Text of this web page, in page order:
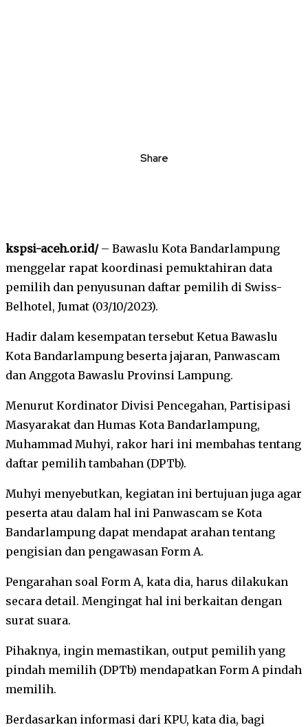
Share
kspsi-aceh.or.id/– Bawaslu Kota Bandarlampung
menggelar rapat koordinasi pemuktahiran data
pemilih dan penyusunan daftar pemilih di Swiss-
Belhotel, Jumat (03/10/2023).
Hadir dalam kesempatan tersebut Ketua Bawaslu
Kota Bandarlampung beserta jajaran, Panwascam
dan Anggota Bawaslu Provinsi Lampung.
Menurut Kordinator Divisi Pencegahan, Partisipasi
Masyarakat dan Humas Kota Bandarlampung,
Muhammad Muhyi, rakor hari ini membahas tentang
daftar pemilih tambahan (DPTb).
Muhyi menyebutkan, kegiatan ini bertujuan juga agar
peserta atau dalam hal ini Panwascam se Kota
Bandarlampung dapat mendapat arahan tentang
pengisian dan pengawasan Form A.
Pengarahan soal Form A, kata dia, harus dilakukan
secara detail. Mengingat hal ini berkaitan dengan
surat suara.
Pihaknya, ingin memastikan, output pemilih yang
pindah memilih (DPTb) mendapatkan Form A pindah
memilih.
Berdasarkan informasi dari KPU, kata dia, bagi